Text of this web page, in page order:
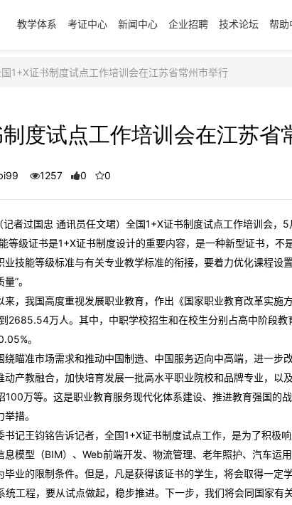
教学体系 考证中心 新闻中心 企业招聘 技术论坛 帮助
1+X证书制度试点工作培训会在江苏省常州市举行
制度试点工作培训会在江苏省
1257 0 0
者过国忠 通讯员任文珺）全国1+X证书制度试点工作培训会，
等级证书是1+X证书制度设计的重要内容，是一种新型证书，
业技能等级标准与有关专业教学标准的衔接，要着力优化课程设
”。
，我国高度重视发展职业教育，作出《国家职业教育改革实施
2685.54万人。其中，中职学校招生和在校生分别占高中阶段
。
绕瞄准市场需求和推动中国制造、中国服务迈向中高端，进一步
动产教融合，加快培育发展一批高水平职业院校和品牌专业，以
100万等。这是职业教育服务现代化体系建设、推进教育强国的
措。
书记王钧铭告诉记者，全国1+X证书制度试点工作，是为了积极
息模型（BIM）、Web前端开发、物流管理、老年照护、汽车运
业的限制条件。但是，凡是获得该证书的学生，将会取得一定
统工程，要从试点做起，稳步推进。下一步，我们将会同国家